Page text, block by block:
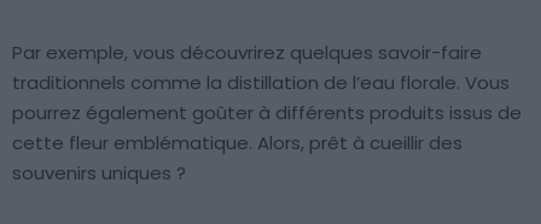
Par exemple, vous découvrirez quelques savoir-faire
traditionnels comme la distillation de l’eau florale. Vous
pourrez également goûter à différents produits issus de
cette fleur emblématique. Alors, prêt à cueillir des
souvenirs uniques ?